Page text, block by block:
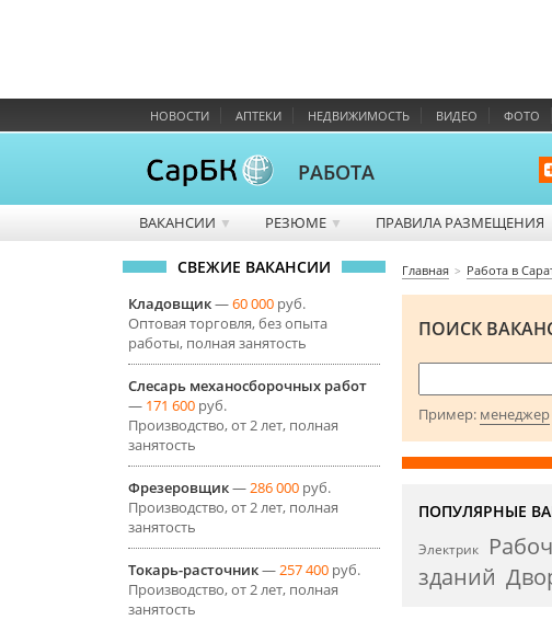
НОВОСТИ АПТЕКИ НЕДВИЖИМОСТЬ ВИДЕО ФОТО
РАБОТА
ВАКАНСИИ ▼ РЕЗЮМЕ ▼ ПРАВИЛА РАЗМЕЩЕНИЯ
СВЕЖИЕ ВАКАНСИИ
Кладовщик—60 000 руб.
Оптовая торговля, без опыта
работы, полная занятость
Слесарь механосборочных работ
— 171 600 руб.
Производство, от 2 лет, полная
занятость
Фрезеровщик—286 000 руб.
Производство, от 2 лет, полная
занятость
Токарь-расточник—257 400 руб.
Производство, от 2 лет, полная
занятость
Главная Работа в
ПОИСК
Пример: менеджер
ПОПУЛЯРНЫЕ
Электрик
зданий